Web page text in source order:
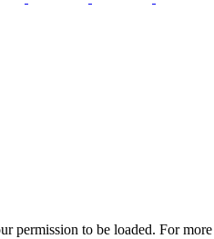
permission to be loaded. For